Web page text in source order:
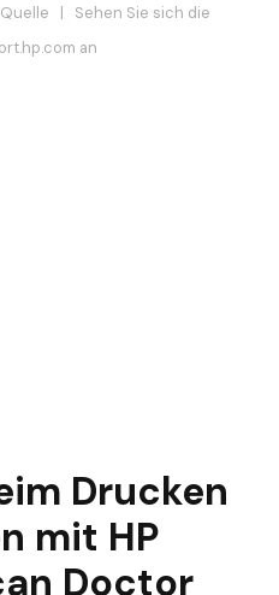
| Sehen Sie sich die
an
Drucken
mit HP
Doctor